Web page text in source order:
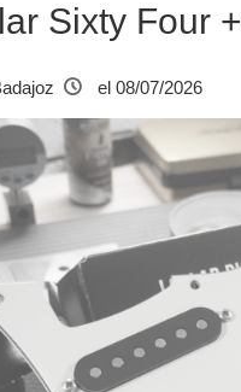
Sixty Four
el 08/07/2026